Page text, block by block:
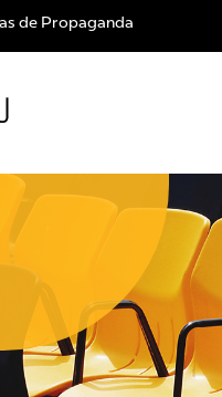
de Propaganda